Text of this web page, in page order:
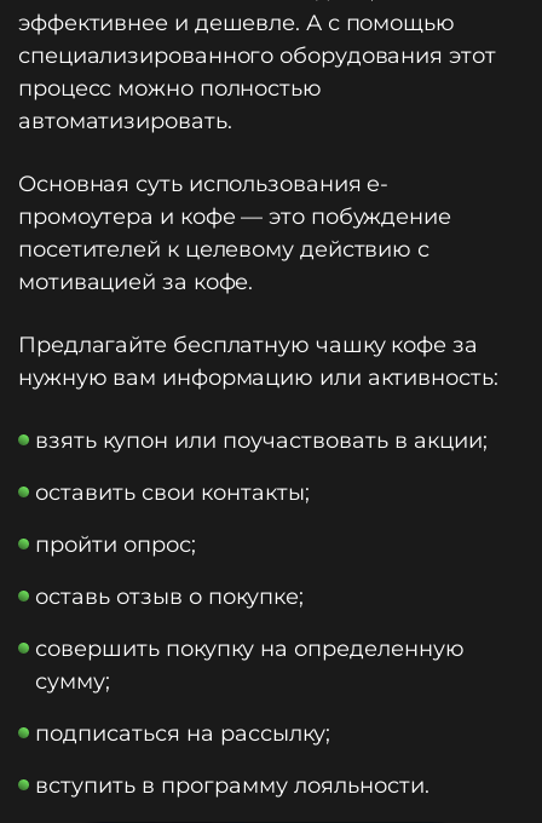
эффективнее и дешевле. А с помощью
специализированного оборудования этот
процесс можно полностью
автоматизировать.
Основная суть использования e-
промоутера и кофе — это побуждение
посетителей к целевому действию с
мотивацией за кофе.
Предлагайте бесплатную чашку кофе за
нужную вам информацию или активность:
взять купон или поучаствовать в акции;
оставить свои контакты;
пройти опрос;
оставь отзыв о покупке;
совершить покупку на определенную
сумму;
подписаться на рассылку;
вступить в программу лояльности.